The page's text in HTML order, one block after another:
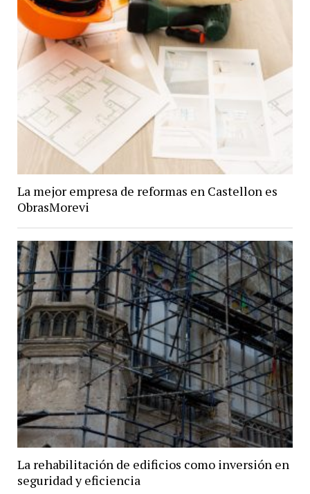
La mejor empresa de reformas en Castellon es
ObrasMorevi
La rehabilitación de edificios como inversión en
seguridad y eficiencia